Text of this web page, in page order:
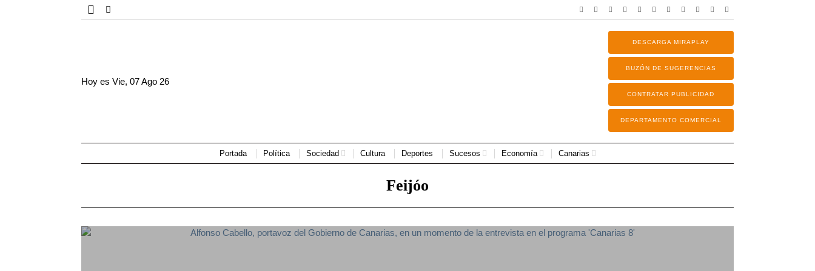
Hoy esVie, 07 Ago 26
DESCARGA MIRAPLAY
BUZÓN DE SUGERENCIAS
CONTRATAR PUBLICIDAD
DEPARTAMENTO COMERCIAL
Portada Política Sociedad Cultura Deportes Sucesos Economía Canarias
Feijóo